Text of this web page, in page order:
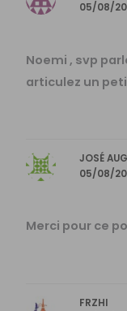
05/08/
Noemi , svp
articulez un
JOSÉ
05/08/
Merci pour ce
FRZHI